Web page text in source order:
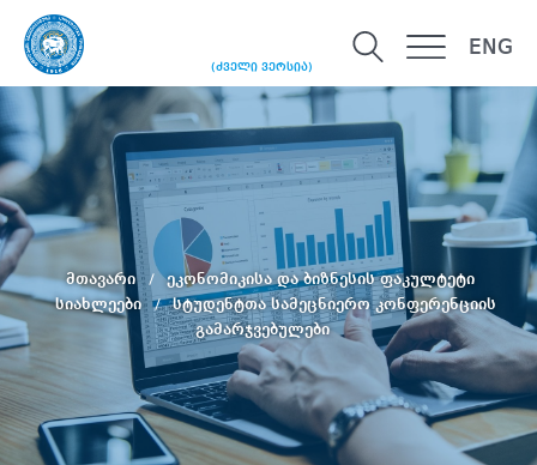
(ძველი ვერსია)
ENG
მთავარი
ეკონომიკისა და ბიზნესის ფაკულტეტი
სიახლეები
სტუდენტთა სამეცნიერო კონფერენციის
გამარჯვებულები